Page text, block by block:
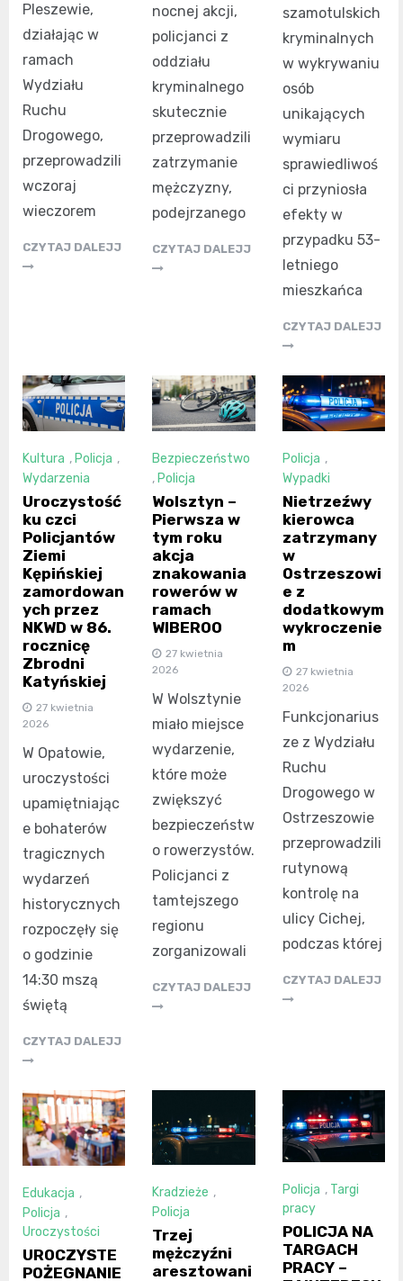
Pleszewie,
działając w
ramach
Wydziału
Ruchu
Drogowego,
przeprowadzili
wczoraj
wieczorem
CZYTAJ DALEJJ
nocnej akcji,
policjanci z
oddziału
kryminalnego
skutecznie
przeprowadzili
zatrzymanie
mężczyzny,
podejrzanego
CZYTAJ DALEJJ
szamotulskich
kryminalnych
w wykrywaniu
osób
unikających
wymiaru
sprawiedliwoś
ci przyniosła
efekty w
przypadku 53-
letniego
mieszkańca
CZYTAJ DALEJJ
Kultura , Policja ,
Wydarzenia
Uroczystość
ku czci
Policjantów
Ziemi
Kępińskiej
zamordowan
ych przez
NKWD w 86.
rocznicę
Zbrodni
Katyńskiej
27 kwietnia
2026
W Opatowie,
uroczystości
upamiętniając
e bohaterów
tragicznych
wydarzeń
historycznych
rozpoczęły się
o godzinie
14:30 mszą
świętą
CZYTAJ DALEJJ
Bezpieczeństwo
, Policja
Wolsztyn –
Pierwsza w
tym roku
akcja
znakowania
rowerów w
ramach
WIBEROO
27 kwietnia
2026
W Wolsztynie
miało miejsce
wydarzenie,
które może
zwiększyć
bezpieczeństw
o rowerzystów.
Policjanci z
tamtejszego
regionu
zorganizowali
CZYTAJ DALEJJ
Policja ,
Wypadki
Nietrzeźwy
kierowca
zatrzymany
w
Ostrzeszowi
e z
dodatkowym
wykroczenie
m
27 kwietnia
2026
Funkcjonarius
ze z Wydziału
Ruchu
Drogowego w
Ostrzeszowie
przeprowadzili
rutynową
kontrolę na
ulicy Cichej,
podczas której
CZYTAJ DALEJJ
Edukacja ,
Policja ,
Uroczystości
UROCZYSTE
POŻEGNANIE
Kradzieże ,
Policja
Trzej
mężczyźni
aresztowani
Policja , Targi
pracy
POLICJA NA
TARGACH
PRACY –